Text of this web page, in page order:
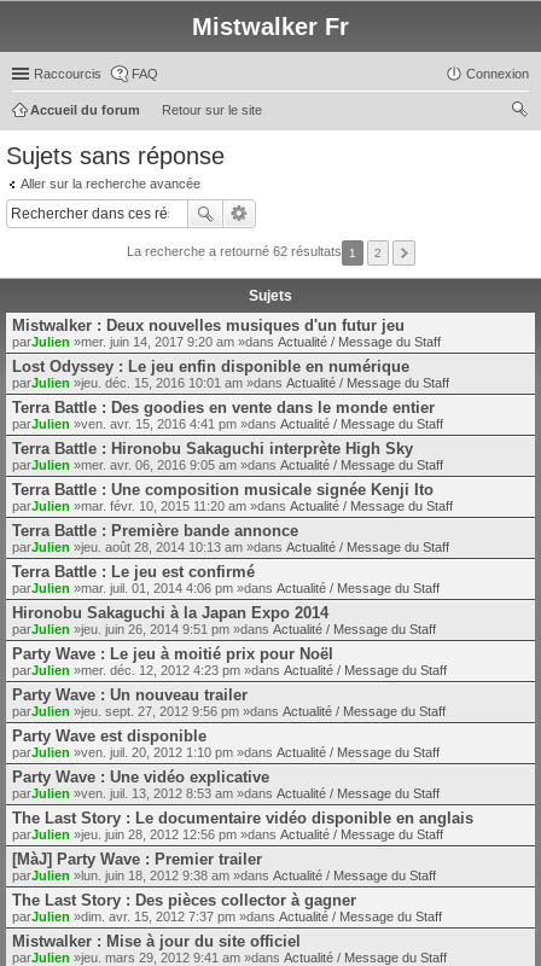
Mistwalker Fr
Raccourcis FAQ Connexion
Retour sur le site
Accueil du forum
Sujets sans réponse
Aller sur la recherche avancée
La recherche a retourné 62 résultats 1 2
Sujets
Mistwalker : Deux nouvelles musiques d'un futur jeu
parJulien »mer. juin 14, 2017 9:20 am »dans Actualité / Message du Staff
Lost Odyssey : Le jeu enfin disponible en numérique
parJulien »jeu. déc. 15, 2016 10:01 am »dans Actualité / Message du Staff
Terra Battle : Des goodies en vente dans le monde entier
parJulien »ven. avr. 15, 2016 4:41 pm »dans Actualité / Message du Staff
Terra Battle : Hironobu Sakaguchi interprète High Sky
parJulien »mer. avr. 06, 2016 9:05 am »dans Actualité / Message du Staff
Terra Battle : Une composition musicale signée Kenji Ito
parJulien »mar. févr. 10, 2015 11:20 am »dans Actualité / Message du Staff
Terra Battle : Première bande annonce
parJulien »jeu. août 28, 2014 10:13 am »dans Actualité / Message du Staff
Terra Battle : Le jeu est confirmé
parJulien »mar. juil. 01, 2014 4:06 pm »dans Actualité / Message du Staff
Hironobu Sakaguchi à la Japan Expo 2014
parJulien »jeu. juin 26, 2014 9:51 pm »dans Actualité / Message du Staff
Party Wave : Le jeu à moitié prix pour Noël
parJulien »mer. déc. 12, 2012 4:23 pm »dans Actualité / Message du Staff
Party Wave : Un nouveau trailer
parJulien »jeu. sept. 27, 2012 9:56 pm »dans Actualité / Message du Staff
Party Wave est disponible
parJulien »ven. juil. 20, 2012 1:10 pm »dans Actualité / Message du Staff
Party Wave : Une vidéo explicative
parJulien »ven. juil. 13, 2012 8:53 am »dans Actualité / Message du Staff
The Last Story : Le documentaire vidéo disponible en anglais
parJulien »jeu. juin 28, 2012 12:56 pm »dans Actualité / Message du Staff
[MàJ] Party Wave : Premier trailer
parJulien »lun. juin 18, 2012 9:38 am »dans Actualité / Message du Staff
The Last Story : Des pièces collector à gagner
parJulien »dim. avr. 15, 2012 7:37 pm »dans Actualité / Message du Staff
Mistwalker : Mise à jour du site officiel
parJulien »jeu. mars 29, 2012 9:41 am »dans Actualité / Message du Staff